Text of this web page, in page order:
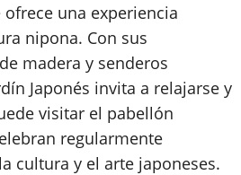
ofrece una experiencia
nipona. Con sus
madera y senderos
Japonés invita a relajarse y
visitar el pabellón
regularmente
cultura y el arte japoneses.